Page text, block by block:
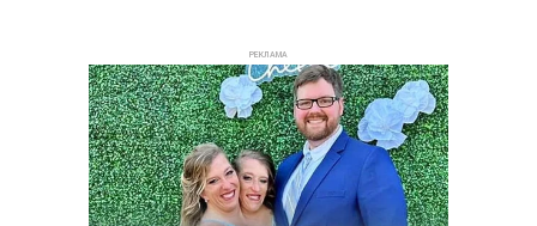
РЕКЛАМА